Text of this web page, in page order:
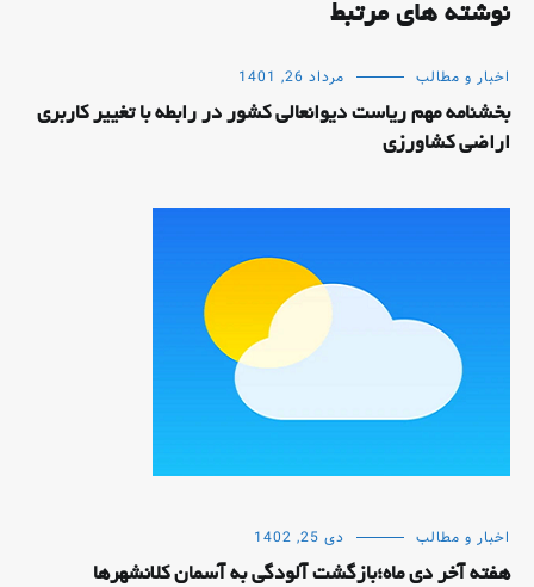
نوشته های مرتبط
اخبار و مطالب مرداد 26, 1401
بخشنامه مهم ریاست دیوانعالی کشور در رابطه با تغییر کاربری
اراضی کشاورزی
اخبار و مطالب دی 25, 1402
هفته آخر دی ماه؛بازگشت آلودگی به آسمان کلانشهرها